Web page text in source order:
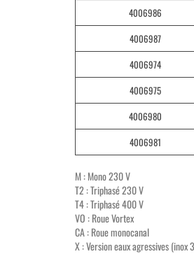
4006986
4006987
4006974
4006975
4006980
4006981
M : Mono 230 V
T2 : Triphasé 230 V
T4 : Triphasé 400 V
VO : Roue Vortex
CA : Roue monocanal
X : Version eaux agressives (inox